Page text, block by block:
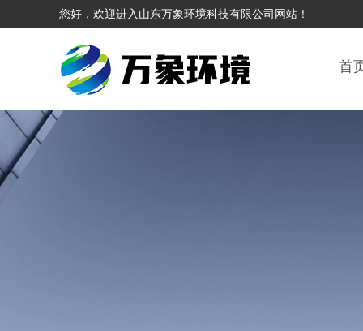
您好，欢迎进入山东万象环境科技有限公司网站！
首